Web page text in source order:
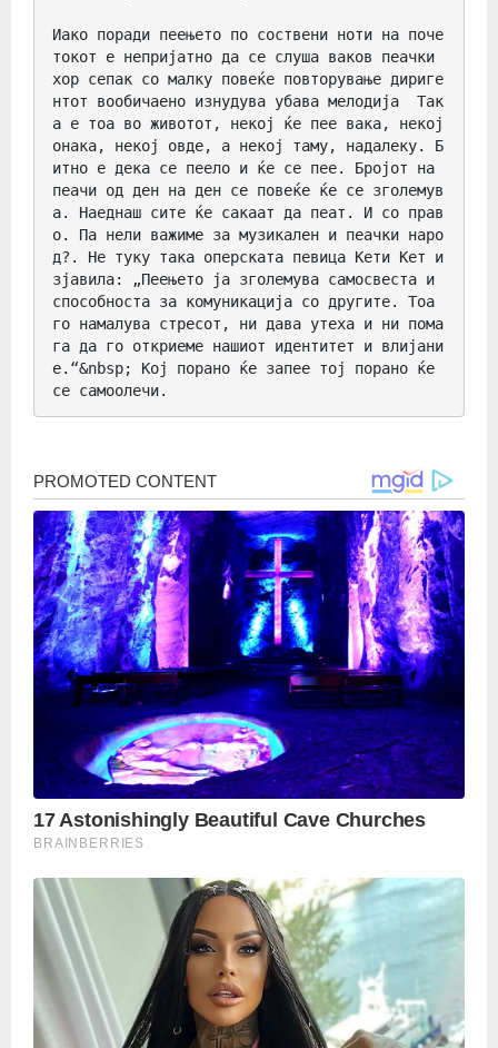
Иако поради пеењето по соствени ноти на поче
токот е непријатно да се слуша ваков пеачки
хор сепак со малку повеќе повторување дириге
нтот вообичаено изнудува убава мелодија  Так
а е тоа во животот, некој ќе пее вака, некој
онака, некој овде, а некој таму, надалеку. Б
итно е дека се пеело и ќе се пее. Бројот на
пеачи од ден на ден се повеќе ќе се зголемув
а. Наеднаш сите ќе сакаат да пеат. И со прав
о. Па нели важиме за музикален и пеачки наро
д?. Не туку така оперската певица Кети Кет и
зјавила: „Пеењето ја зголемува самосвеста и
способноста за комуникација со другите. Тоа
го намалува стресот, ни дава утеха и ни пома
га да го откриеме нашиот идентитет и влијани
е.“&nbsp; Кој порано ќе запее тој порано ќе
се самоолечи.